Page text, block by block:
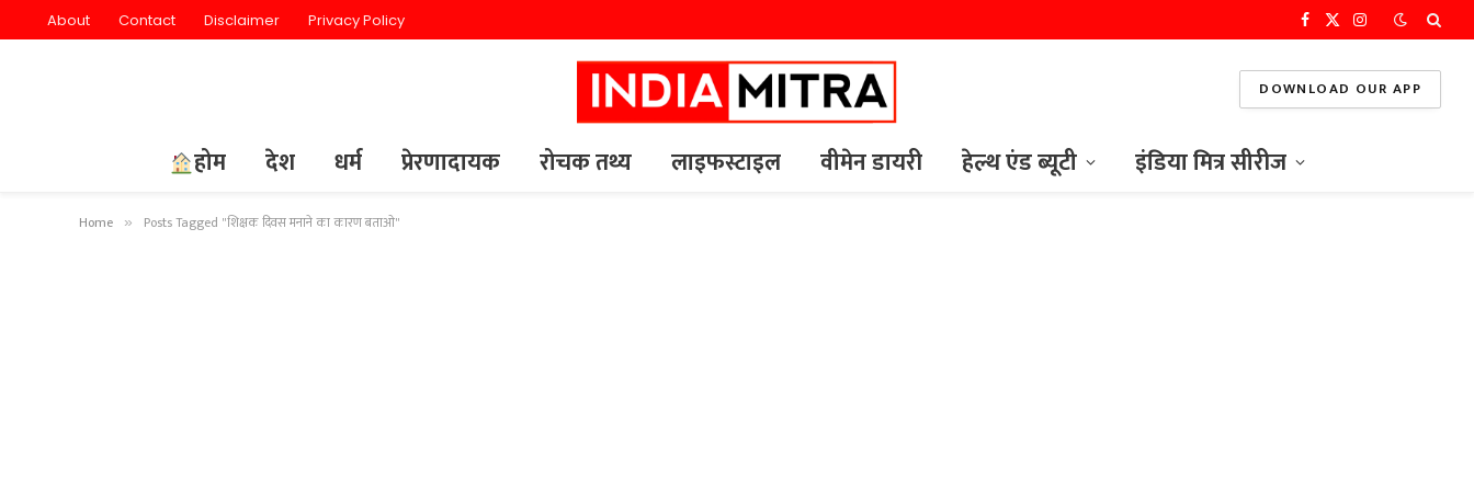
About Contact Disclaimer Privacy Policy Facebook
X
Instagram
DOWNLOAD OUR APP
होम देश धर्म प्रेरणादायक रोचक तथ्य लाइफस्टाइल वीमेन डायरी हेल्थ एंड ब्यूटी इंडिया मित्र सीरीज
Home » Posts Tagged "शिक्षक दिवस मनाने का कारण बताओ"